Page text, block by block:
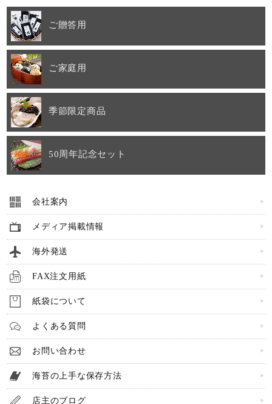
ご贈答用
ご家庭用
季節限定商品
50周年記念セット
会社案内
メディア掲載情報
海外発送
FAX注文用紙
紙袋について
よくある質問
お問い合わせ
海苔の上手な保存方法
店主のブログ